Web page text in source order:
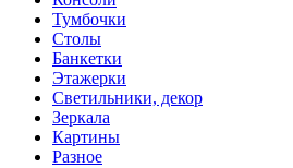
Тумбочки
Столы
Банкетки
Этажерки
Светильники, декор
Зеркала
Картины
Разное